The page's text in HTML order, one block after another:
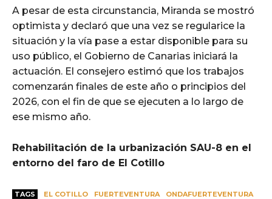
A pesar de esta circunstancia, Miranda se mostró
optimista y declaró que una vez se regularice la
situación y la vía pase a estar disponible para su
uso público, el Gobierno de Canarias iniciará la
actuación. El consejero estimó que los trabajos
comenzarán finales de este año o principios del
2026, con el fin de que se ejecuten a lo largo de
ese mismo año.
Rehabilitación de la urbanización SAU-8 en el
entorno del faro de El Cotillo
TAGS EL COTILLO FUERTEVENTURA
ONDAFUERTEVENTURA